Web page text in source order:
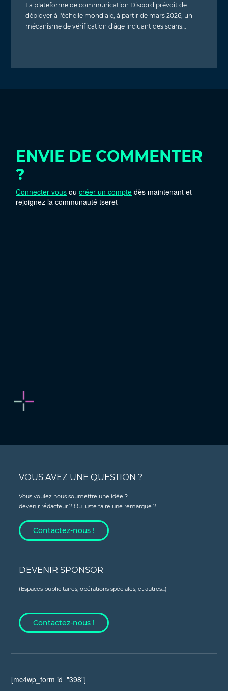
La plateforme de communication Discord prévoit de
déployer à l'échelle mondiale, à partir de mars 2026, un
mécanisme de vérification d'âge incluant des scans…
ENVIE DE COMMENTER
?
Connecter vous oucréer un compte dès maintenant et
rejoignez la communauté tseret
VOUS AVEZ UNE QUESTION ?
Vous voulez nous soumettre une idée ?
devenir rédacteur ? Ou juste faire une remarque ?
Contactez-nous !
DEVENIR SPONSOR
(Espaces publicitaires, opérations spéciales, et autres...)
Contactez-nous !
[mc4wp_form id="398"]